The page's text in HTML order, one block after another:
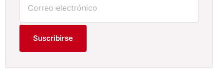
Suscribirse